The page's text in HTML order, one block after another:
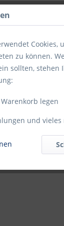
Cookies,
zu können.
sollten, stehen
legen
und vieles